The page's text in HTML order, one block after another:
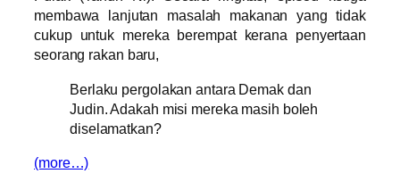
membawa lanjutan masalah makanan yang tidak
cukup untuk mereka berempat kerana penyertaan
seorang rakan baru,
Berlaku pergolakan antara Demak dan
Judin. Adakah misi mereka masih boleh
diselamatkan?
(more…)